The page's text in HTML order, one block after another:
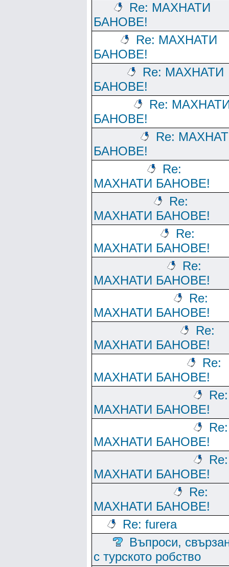
Re: МАХНАТИ
БАНОВЕ!
Re: МАХНАТИ
БАНОВЕ!
Re: МАХНАТИ
БАНОВЕ!
Re:
БАНОВЕ!
Re:
БАНОВЕ!
Re:
МАХНАТИ БАНОВЕ!
Re:
МАХНАТИ БАНОВЕ!
Re:
МАХНАТИ БАНОВЕ!
Re:
МАХНАТИ БАНОВЕ!
Re:
МАХНАТИ БАНОВЕ!
Re:
МАХНАТИ БАНОВЕ!
Re:
МАХНАТИ БАНОВЕ!
Re:
МАХНАТИ БАНОВЕ!
Re:
МАХНАТИ БАНОВЕ!
Re:
МАХНАТИ БАНОВЕ!
Re:
МАХНАТИ БАНОВЕ!
Re: furera
Въпроси,
с турското робство